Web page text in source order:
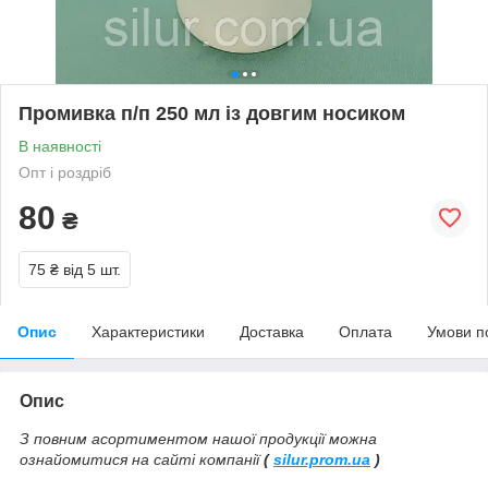
Промивка п/п 250 мл із довгим носиком
В наявності
Опт і роздріб
80 ₴
75 ₴ від 5 шт.
Опис Характеристики Доставка Оплата Умови
Опис
З повним асортиментом нашої продукції можна
ознайомитися на сайті компанії(silur.prom.ua )